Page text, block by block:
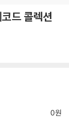
드 콜렉션
0원